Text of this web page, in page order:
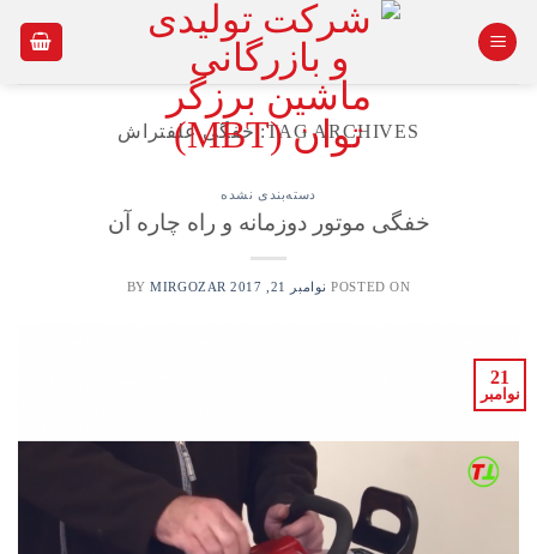
TAG ARCHIVES: خفگی علفتراش
دسته‌بندی نشده
خفگی موتور دوزمانه و راه چاره آن
POSTED ON نوامبر 21, 2017 BY
MIRGOZAR
21
نوامبر